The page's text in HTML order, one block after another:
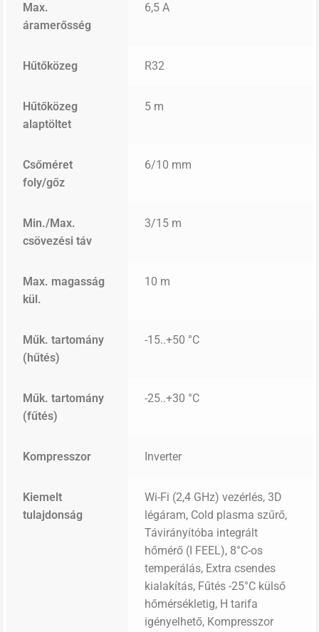
Max.
áramerősség
6,5 A
Hűtőközeg R32
Hűtőközeg
alaptöltet
5 m
Csőméret
foly/gőz
6/10 mm
Min./Max.
csövezési táv
3/15 m
Max. magasság
kül.
10 m
Műk. tartomány
(hűtés)
-15..+50 °C
Műk. tartomány
(fűtés)
-25..+30 °C
Kompresszor Inverter
Kiemelt
tulajdonság
Wi-Fi (2,4 GHz) vezérlés, 3D
légáram, Cold plasma szűrő,
Távirányítóba integrált
hőmérő (I FEEL), 8°C-os
temperálás, Extra csendes
kialakítás, Fűtés -25°C külső
hőmérsékletig, H tarifa
igényelhető, Kompresszor